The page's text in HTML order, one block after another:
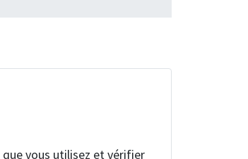
vous utilisez et vérifier